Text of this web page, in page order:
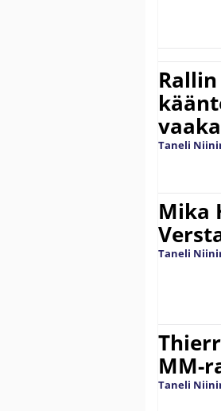
Taneli
Mika
Taneli
MM-
Taneli